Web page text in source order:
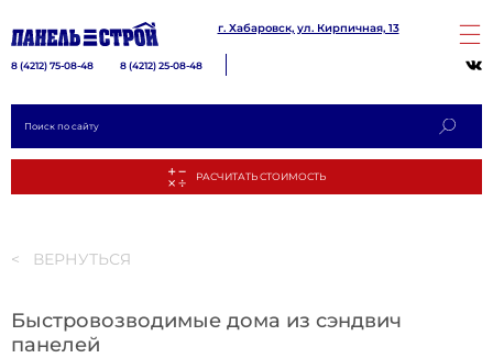
г. Хабаровск, ул. Кирпичная, 13
8 (4212) 75-08-48 8 (4212) 25-08-48
< ВЕРНУТЬСЯ
Быстровозводимые дома из сэндвич
панелей